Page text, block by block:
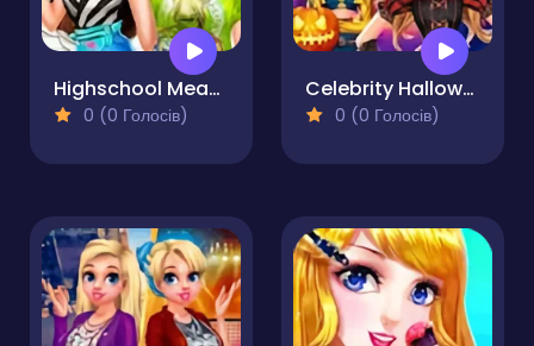
Highschool Mean Girls 2
0 (0 Голосів)
Celebrity Halloween Costumes
0 (0 Голосів)